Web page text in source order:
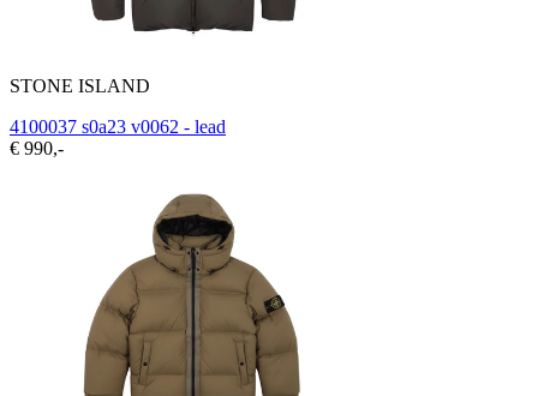
STONE ISLAND
4100037 s0a23 v0062 - lead
€ 990,-